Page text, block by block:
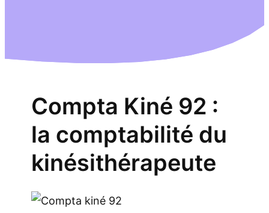
Compta Kiné 92 :
la comptabilité du
kinésithérapeute